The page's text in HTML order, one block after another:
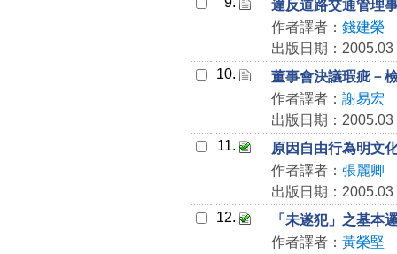
違反道路交通管理
作者譯者： 錢建榮
出版日期：2005.03
10.
董事會決議瑕疵－
作者譯者： 謝易宏
出版日期：2005.03
11.
原因自由行為明文
作者譯者： 張麗卿
出版日期：2005.03
12.
「未遂犯」之基本
作者譯者： 黃榮堅